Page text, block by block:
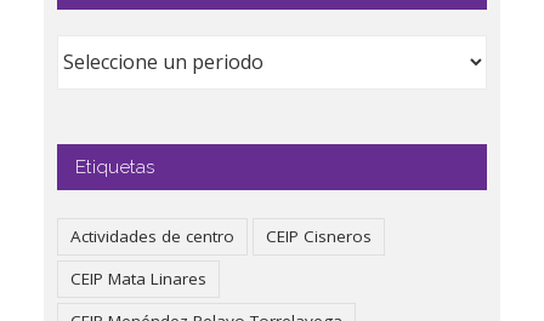
Etiquetas
Actividades de centro
CEIP Cisneros
CEIP Mata Linares